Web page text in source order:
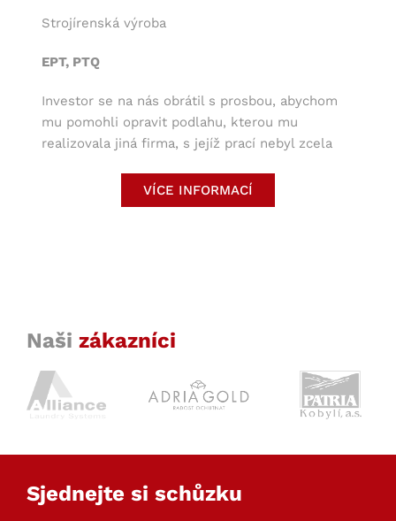
Strojírenská výroba
EPT, PTQ
Investor se na nás obrátil s prosbou, abychom
mu pomohli opravit podlahu, kterou mu
realizovala jiná firma, s jejíž prací nebyl zcela
firmu reprezentovat, jsme použili estetický
systém s barevnými písky Atemit PTQ. V
VÍCE INFORMACÍ
Naši zákazníci
Sjednejte si schůzku